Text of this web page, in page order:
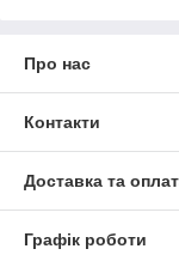
Про нас
Контакти
Доставка та
Графік роботи